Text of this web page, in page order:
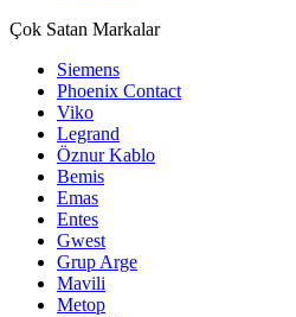
Çok Satan Markalar
Siemens
Phoenix Contact
Viko
Legrand
Öznur Kablo
Bemis
Emas
Entes
Gwest
Grup Arge
Mavili
Metop